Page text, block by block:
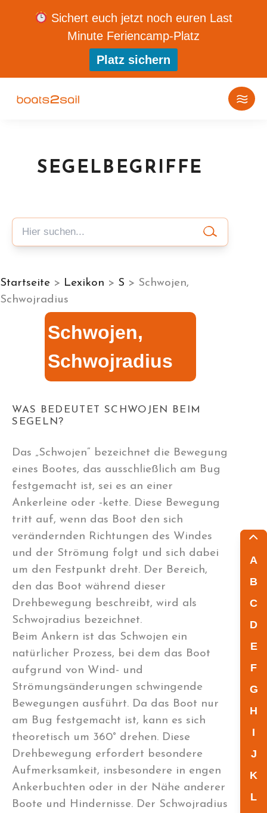
A
B
C
D
E
F
G
H
I
J
K
L
SEGELBEGRIFFE
Startseite > Lexikon > S > Schwojen,
Schwojradius
Schwojen,
Schwojradius
WAS BEDEUTET SCHWOJEN BEIM
SEGELN?
Das „Schwojen“ bezeichnet die Bewegung
eines Bootes, das ausschließlich am Bug
festgemacht ist, sei es an einer
Ankerleine oder -kette. Diese Bewegung
tritt auf, wenn das Boot den sich
verändernden Richtungen des Windes
und der Strömung folgt und sich dabei
um den Festpunkt dreht. Der Bereich,
den das Boot während dieser
Drehbewegung beschreibt, wird als
Schwojradius bezeichnet.
Beim Ankern ist das Schwojen ein
natürlicher Prozess, bei dem das Boot
aufgrund von Wind- und
Strömungsänderungen schwingende
Bewegungen ausführt. Da das Boot nur
am Bug festgemacht ist, kann es sich
theoretisch um 360° drehen. Diese
Drehbewegung erfordert besondere
Aufmerksamkeit, insbesondere in engen
Ankerbuchten oder in der Nähe anderer
Boote und Hindernisse. Der Schwojradius
Sichert euch jetzt noch euren Last
Minute Feriencamp-Platz
Platz sichern